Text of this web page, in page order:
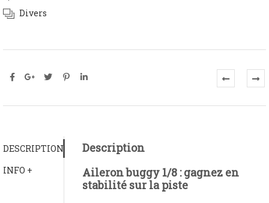
Divers
DESCRIPTION
INFO +
Description
Aileron buggy 1/8 : gagnez en
stabilité sur la piste